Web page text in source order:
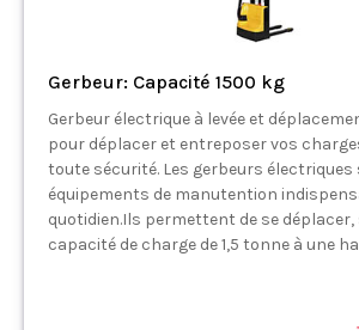
Gerbeur: Capacité 1500 kg
Gerbeur électrique à levée et
pour déplacer et entreposer vos
toute sécurité. Les gerbeurs électriques
équipements de manutention
quotidien.Ils permettent de se
capacité de charge de 1,5 tonne à une